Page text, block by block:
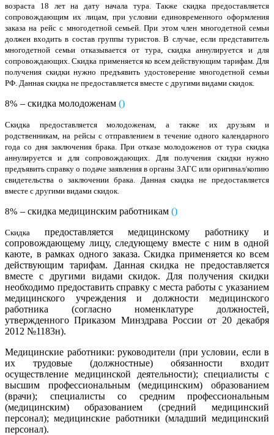
возраста 18 лет на дату начала тура. Также скидка предоставляется
сопровождающим их лицам, при условии единовременного оформления
заказа на рейс с многодетной семьей. При этом член многодетной семьи
должен входить в состав группы туристов. В случае, если представитель
многодетной семьи отказывается от тура, скидка аннулируется и для
сопровождающих. Скидка применяется ко всем действующим тарифам. Для
получения скидки нужно предъявить удостоверение многодетной семьи
РФ. Данная скидка не предоставляется вместе с другими видами скидок.
8% – скидка молодоженам ()
Скидка предоставляется молодоженам, а также их друзьям и
родственникам, на рейсы с отправлением в течение одного календарного
года со дня заключения брака. При отказе молодоженов от тура скидка
аннулируется и для сопровождающих. Для получения скидки нужно
предъявить справку о подаче заявления в органы ЗАГС или оригинал/копию
свидетельства о заключении брака. Данная скидка не предоставляется
вместе с другими видами скидок.
8% – скидка медицинским работникам ()
Cкидка предоставляется медицинскому работнику и
сопровождающему лицу, следующему вместе с ним в одной
каюте, в рамках одного заказа. Скидка применяется ко всем
действующим тарифам. Данная скидка не предоставляется
вместе с другими видами скидок. Для получения скидки
необходимо предоставить справку с места работы с указанием
медицинского учреждения и должности медицинского
работника (согласно номенклатуре должностей,
утвержденного Приказом Минздрава России от 20 декабря
2012 №1183н).
Медицинские работники: руководители (при условии, если в
их трудовые (должностные) обязанности входит
осуществление медицинской деятельности); специалисты с
высшим профессиональным (медицинским) образованием
(врачи); специалисты со средним профессиональным
(медицинским) образованием (средний медицинский
персонал); медицинские работники (младший медицинский
персонал).